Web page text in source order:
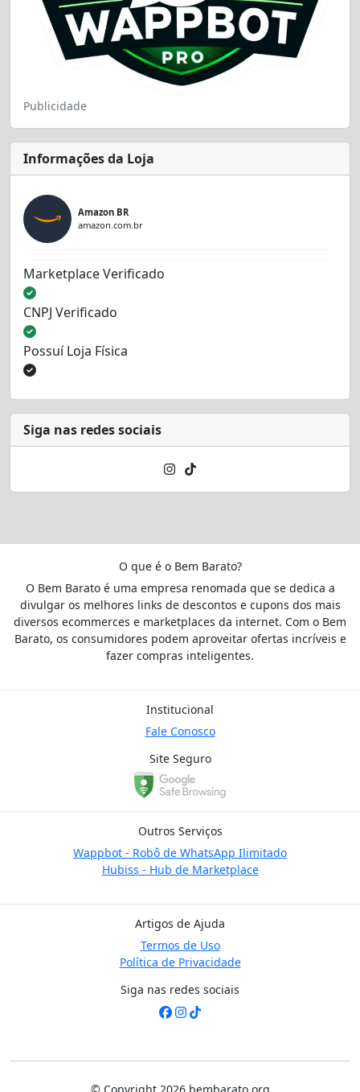
Publicidade
Informações da Loja
Amazon BR
amazon.com.br
Marketplace Verificado
CNPJ Verificado
Possuí Loja Física
Siga nas redes sociais
O que é o Bem Barato?
O Bem Barato é uma empresa renomada que se dedica a
divulgar os melhores links de descontos e cupons dos mais
diversos ecommerces e marketplaces da internet. Com o Bem
Barato, os consumidores podem aproveitar ofertas incríveis e
fazer compras inteligentes.
Institucional
Fale Conosco
Site Seguro
Outros Serviços
Wappbot - Robô de WhatsApp Ilimitado
Hubiss - Hub de Marketplace
Artigos de Ajuda
Termos de Uso
Política de Privacidade
Siga nas redes sociais